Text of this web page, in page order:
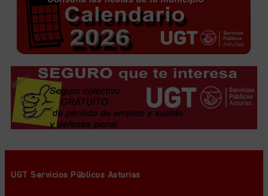
UGT Servicios Públicos Asturias